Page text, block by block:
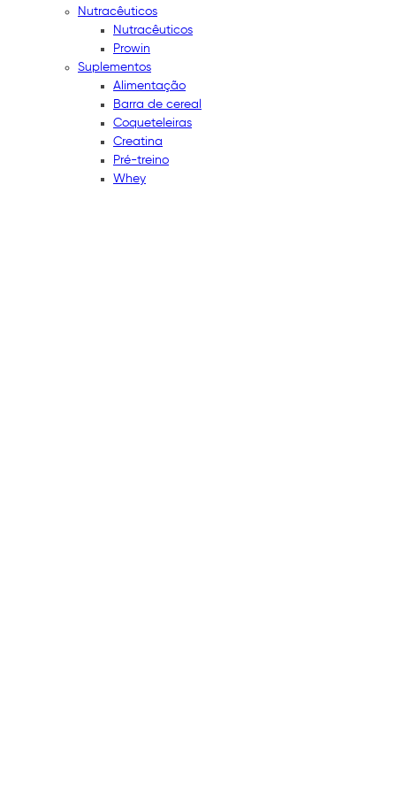
Nutracêuticos
Nutracêuticos
Prowin
Suplementos
Alimentação
Barra de cereal
Coqueteleiras
Creatina
Pré-treino
Whey